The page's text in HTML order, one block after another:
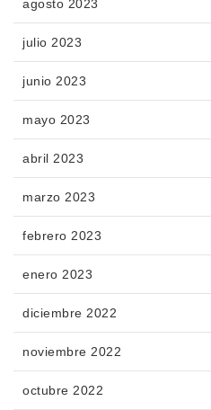
agosto 2023
julio 2023
junio 2023
mayo 2023
abril 2023
marzo 2023
febrero 2023
enero 2023
diciembre 2022
noviembre 2022
octubre 2022